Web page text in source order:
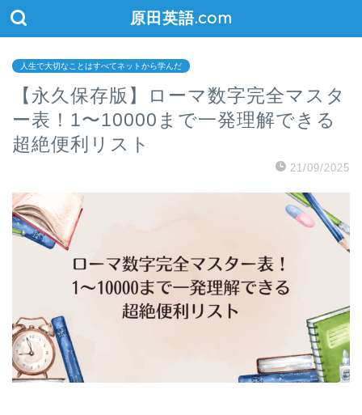
原田英語.com
人生で大切なことはすべてネットから学んだ
【永久保存版】ローマ数字完全マスタ
ー表！1〜10000まで一発理解できる
超絶便利リスト
21/09/2025